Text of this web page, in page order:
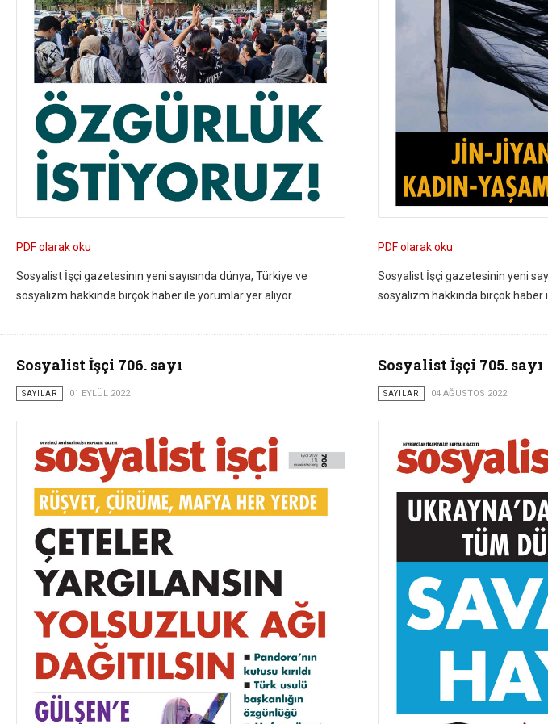
PDF olarak oku
Sosyalist İşçi gazetesinin yeni sayısında dünya, Türkiye ve
sosyalizm hakkında birçok haber ile yorumlar yer alıyor.
PDF olarak oku
Sosyalist İşçi gazetesinin yeni
sosyalizm hakkında birçok haber
Sosyalist İşçi 706. sayı
SAYILAR 01 EYLÜL 2022
Sosyalist İşçi 705. sayı
SAYILAR 04 AĞUSTOS 2022